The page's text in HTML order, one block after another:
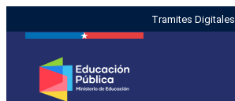
Tramites Digitales